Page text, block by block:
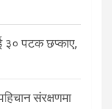
३० पटक छप्काए,
संरक्षणमा